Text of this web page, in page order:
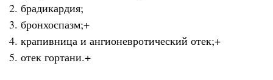
2. брадикардия;
3. бронхоспазм;+
4. крапивница и ангионевротический отек;+
5. отек гортани.+